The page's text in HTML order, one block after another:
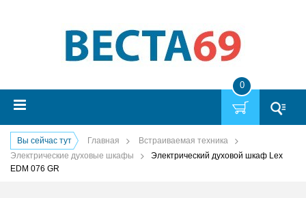
0
Вы сейчас тут Главная
Встраиваемая техника
Электрические духовые шкафы
Электрический духовой шкаф Lex
EDM 076 GR